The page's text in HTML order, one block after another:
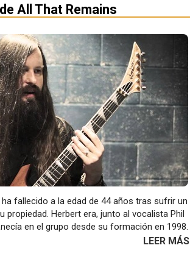
All That Remains
ha fallecido a la edad de 44 años tras sufrir un
Herbert era, junto al vocalista Phil
en el grupo desde su formación en 1998.
LEER MÁS